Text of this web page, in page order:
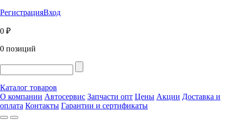
РегистрацияВход
0 ₽
0 позиций
Каталог товаров
О компании Автосервис Запчасти опт Цены Акции Доставка и
оплата Контакты Гарантии и сертификаты